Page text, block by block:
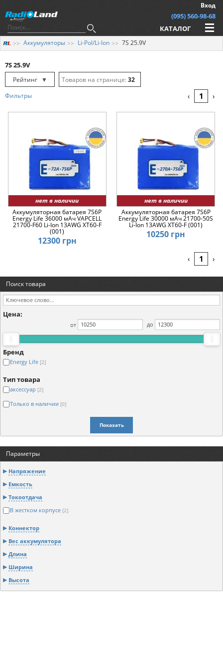
Вход
(095) 560-98-68
КАТАЛОГ
Аккумуляторы Li-Pol/Li-Ion 7S 25.9V
7S 25.9V
Рейтинг
▼
Рейтинг
Цена ▲
Цена
32
Фильтры ‹ 1 ›
нет в наличии
Аккумуляторная батарея 7S6P
Energy Life 36000 мАч VAPCELL
21700-F60 Li-Ion 13AWG XT60-F
(001)
12300 грн
нет в наличии
Аккумуляторная батарея 7S6P
Energy Life 30000 мАч 21700-50S
Li-Ion 13AWG XT60-F (001)
10250 грн
‹ 1 ›
Поиск товара
Цена:
от до
Бренд
Energy Life [2]
Тип товара
аксессуар [2]
Только в наличии [0]
Показать
Параметры
Напряжение
Емкость
Токоотдача
В жестком корпусе [2]
Коннектор
Вес аккумулятора
Длина
Ширина
Высота